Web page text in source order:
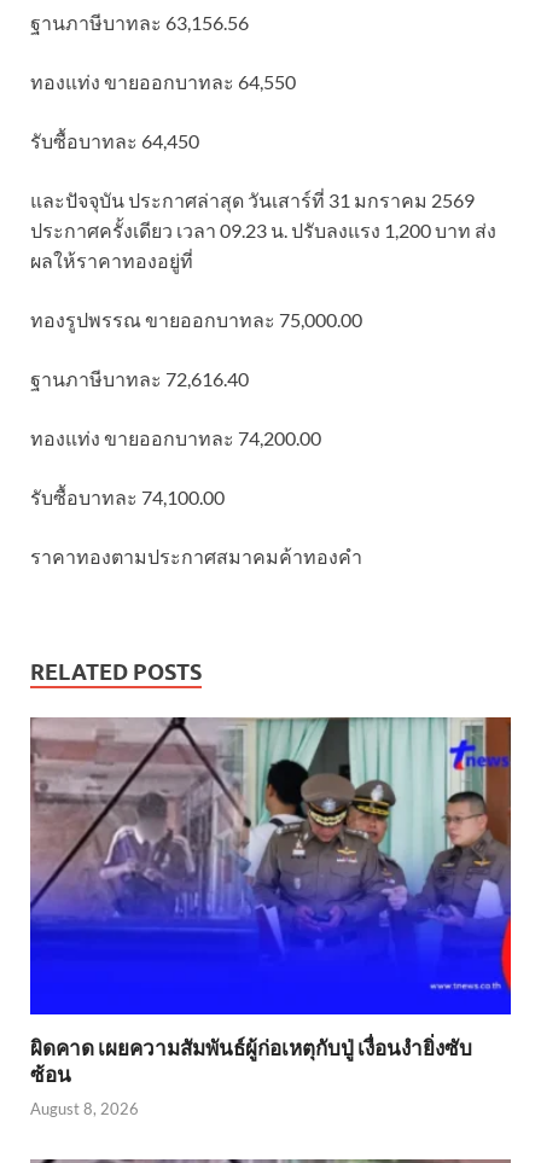
ฐานภาษีบาทละ 63,156.56
ทองแท่ง ขายออกบาทละ 64,550
รับซื้อบาทละ 64,450
และปัจจุบัน ประกาศล่าสุด วันเสาร์ที่ 31 มกราคม 2569
ประกาศครั้งเดียว เวลา 09.23 น. ปรับลงแรง 1,200 บาท ส่ง
ผลให้ราคาทองอยู่ที่
ทองรูปพรรณ ขายออกบาทละ 75,000.00
ฐานภาษีบาทละ 72,616.40
ทองแท่ง ขายออกบาทละ 74,200.00
รับซื้อบาทละ 74,100.00
ราคาทองตามประกาศสมาคมค้าทองคำ
RELATED POSTS
ผิดคาด เผยความสัมพันธ์ผู้ก่อเหตุกับปู่ เงื่อนงำยิ่งซับ
ซ้อน
August 8, 2026